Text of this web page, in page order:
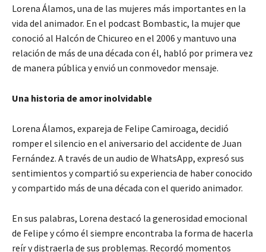
Lorena Álamos, una de las mujeres más importantes en la
vida del animador. En el podcast Bombastic, la mujer que
conoció al Halcón de Chicureo en el 2006 y mantuvo una
relación de más de una década con él, habló por primera vez
de manera pública y envió un conmovedor mensaje.
Una historia de amor inolvidable
Lorena Álamos, expareja de Felipe Camiroaga, decidió
romper el silencio en el aniversario del accidente de Juan
Fernández. A través de un audio de WhatsApp, expresó sus
sentimientos y compartió su experiencia de haber conocido
y compartido más de una década con el querido animador.
En sus palabras, Lorena destacó la generosidad emocional
de Felipe y cómo él siempre encontraba la forma de hacerla
reír y distraerla de sus problemas. Recordó momentos